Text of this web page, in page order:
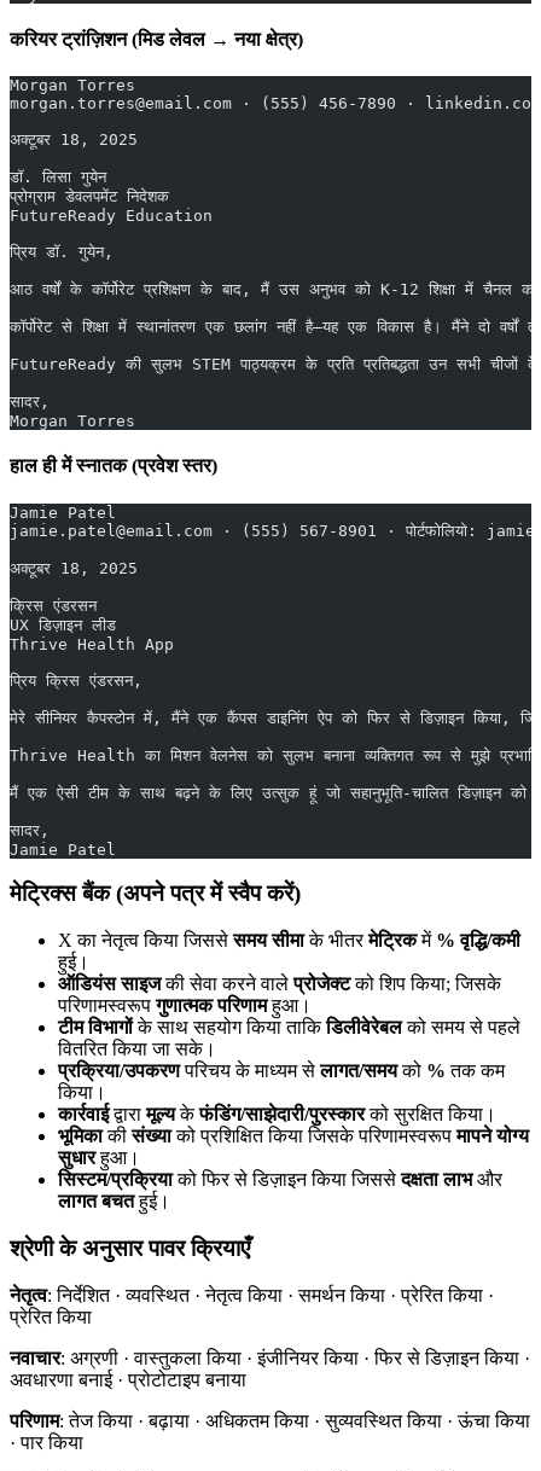
करियर ट्रांज़िशन (मिड लेवल → नया क्षेत्र)
Morgan Torres
morgan.torres@email.com · (555) 456-7890 ·
अक्टूबर 18, 2025
डॉ. लिसा गुयेन
प्रोग्राम डेवलपमेंट निदेशक
FutureReady Education
प्रिय डॉ. गुयेन,
आठ वर्षों के कॉर्पोरेट प्रशिक्षण के बाद, मैं उस अनुभव को K-12 शिक्षा में चैनल
कॉर्पोरेट से शिक्षा में स्थानांतरण एक छलांग नहीं है—यह एक विकास है। मैंने दो
FutureReady की सुलभ STEM पाठ्यक्रम के प्रति प्रतिबद्धता उन सभी
सादर,
Morgan Torres
हाल ही में स्नातक (प्रवेश स्तर)
Jamie Patel
jamie.patel@email.com · (555) 567-8901 · पोर्टफोलियो:
अक्टूबर 18, 2025
क्रिस एंडरसन
UX डिज़ाइन लीड
Thrive Health App
प्रिय क्रिस एंडरसन,
मेरे सीनियर कैपस्टोन में, मैंने एक कैंपस डाइनिंग ऐप को फिर से डिज़ाइन किया,
Thrive Health का मिशन वेलनेस को सुलभ बनाना व्यक्तिगत रूप से मुझे प्रभावित
मैं एक ऐसी टीम के साथ बढ़ने के लिए उत्सुक हूं जो सहानुभूति-चालित डिज़ाइन
सादर,
Jamie Patel
मेट्रिक्स बैंक (अपने पत्र में स्वैप करें)
X का नेतृत्व किया जिससेसमय सीमाके भीतरमेट्रिकमें % वृद्धि/कमी
हुई।
ऑडियंस साइजकी सेवा करने वालेप्रोजेक्टको शिप किया; जिसके
परिणामस्वरूपगुणात्मक परिणामहुआ।
टीम विभागोंके साथ सहयोग किया ताकिडिलीवेरेबलको समय से पहले
वितरित किया जा सके।
प्रक्रिया/उपकरणपरिचय के माध्यम सेलागत/समयको % तक कम
किया।
कार्रवाईद्वारामूल्यकेफंडिंग/साझेदारी/पुरस्कारको सुरक्षित किया।
भूमिकाकीसंख्याको प्रशिक्षित किया जिसके परिणामस्वरूपमापने योग्य
सुधारहुआ।
सिस्टम/प्रक्रियाको फिर से डिज़ाइन किया जिससेदक्षता लाभऔर
लागत बचतहुई।
श्रेणी के अनुसार पावर क्रियाएँ
नेतृत्व: निर्देशित · व्यवस्थित · नेतृत्व किया · समर्थन किया · प्रेरित किया ·
प्रेरित किया
नवाचार: अग्रणी · वास्तुकला किया · इंजीनियर किया · फिर से डिज़ाइन किया ·
अवधारणा बनाई · प्रोटोटाइप बनाया
परिणाम: तेज किया · बढ़ाया · अधिकतम किया · सुव्यवस्थित किया · ऊंचा किया
· पार किया